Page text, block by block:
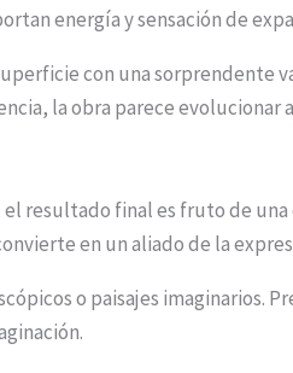
energía y sensación de
con una sorprendente
la obra parece evolucionar
final es fruto de
en un aliado de la
o paisajes imaginarios.